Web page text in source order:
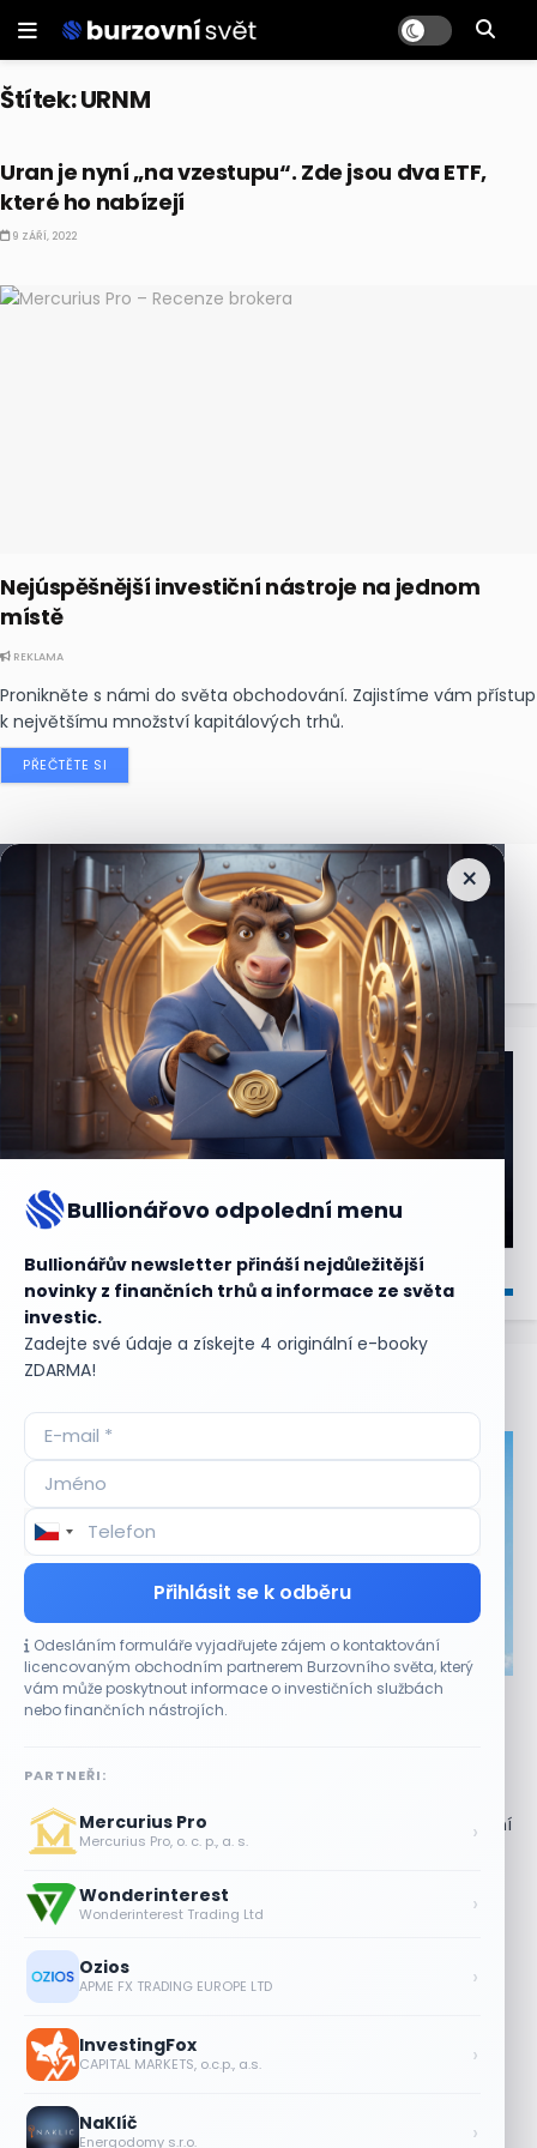
Štítek:URNM
Uran je nyní „na vzestupu“. Zde jsou dva ETF,
které ho nabízejí
9 ZÁŘÍ, 2022
Nejúspěšnější investiční nástroje na jednom
místě
REKLAMA
Pronikněte s námi do světa obchodování. Zajistíme vám přístup
k největšímu množství kapitálových trhů.
PŘEČTĚTE SI
×
Bullionářovo odpolední menu
Bullionářův newsletter přináší nejdůležitější
novinky z finančních trhů a informace ze světa
investic.
Zadejte své údaje a získejte 4 originální e-booky
ZDARMA!
Přihlásit se k odběru
Odesláním formuláře vyjadřujete zájem o kontaktování
licencovaným obchodním partnerem Burzovního světa, který
vám může poskytnout informace o investičních službách
nebo finančních nástrojích.
PARTNEŘI:
Mercurius Pro
Mercurius Pro, o. c. p., a. s. ›
Wonderinterest
Wonderinterest Trading Ltd ›
Ozios
APME FX TRADING EUROPE LTD ›
InvestingFox
CAPITAL MARKETS, o.c.p., a.s. ›
NaKlíč
Energodomy s.r.o. ›
Nejčtenějšízprávy
Aktuální
CO HÝBE TRHEM
Akcie Micron klesají, ale nejhoršímu výprodeji
paměťových čipů unikly
Micron Technology (MU) ve čtvrtek uzavřely obchodování
se ztrátou 1,3 %. Výrobce paměťových...
Jalapeňová kauza tlačí akcie Chipotle
níž. Analytici ale zůstávají klidní
růstem
7 SRPNA, 2026
Plány Starlinku srazily akcie T-Mobile,